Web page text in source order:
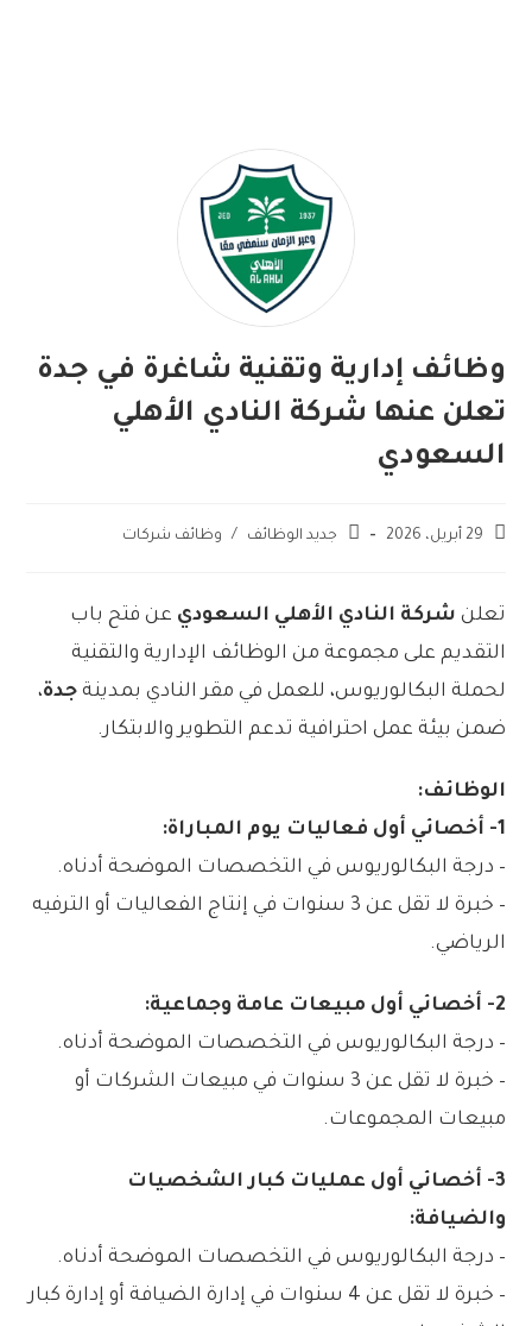
وظائف إدارية وتقنية شاغرة في جدة
تعلن عنها شركة النادي الأهلي
السعودي
29 أبريل، 2026 جديد الوظائف / وظائف شركات
تعلن شركة النادي الأهلي السعودي عن فتح باب
التقديم على مجموعة من الوظائف الإدارية والتقنية
لحملة البكالوريوس، للعمل في مقر النادي بمدينةجدة،
ضمن بيئة عمل احترافية تدعم التطوير والابتكار.
الوظائف:
1- أخصائي أول فعاليات يوم المباراة:
– درجة البكالوريوس في التخصصات الموضحة أدناه.
– خبرة لا تقل عن 3 سنوات في إنتاج الفعاليات أو الترفيه
الرياضي.
2- أخصائي أول مبيعات عامة وجماعية:
– درجة البكالوريوس في التخصصات الموضحة أدناه.
– خبرة لا تقل عن 3 سنوات في مبيعات الشركات أو
مبيعات المجموعات.
3- أخصائي أول عمليات كبار الشخصيات
والضيافة:
– درجة البكالوريوس في التخصصات الموضحة أدناه.
– خبرة لا تقل عن 4 سنوات في إدارة الضيافة أو إدارة كبار